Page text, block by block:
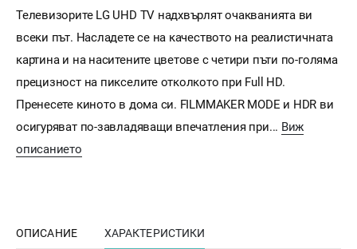
Телевизорите LG UHD TV надхвърлят очакванията ви
всеки път. Насладете се на качеството на реалистичната
картина и на наситените цветове с четири пъти по-голяма
прецизност на пикселите отколкото при Full HD.
Пренесете киното в дома си. FILMMAKER MODE и HDR ви
осигуряват по-завладяващи впечатления при... Виж
описанието
ОПИСАНИЕ ХАРАКТЕРИСТИКИ